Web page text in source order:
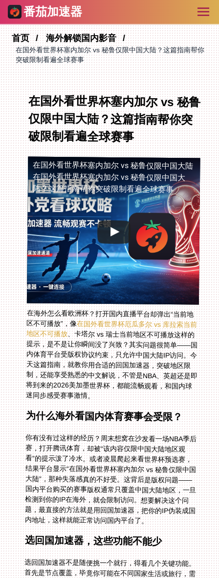
番茄加速器
首页 海外解锁国内影音
在国外看世界杯塞内加尔 vs 秘鲁仅限中国大陆？这篇指南帮你
突破限制看遍全球赛事
在国外看世界杯塞内加尔 vs 秘鲁
仅限中国大陆？这篇指南帮你突
破限制看遍全球赛事
在国外看世界杯塞内加尔 vs 秘鲁仅限中国大陆
在国外看世界杯塞内加尔 vs 秘鲁仅限中国大
陆？这篇指南帮你突破限制看遍全球赛事
在海外怎么看欧洲杯？打开国内直播平台却弹出“当前地
区不可播放”，像在国外看世界杯厄瓜多尔 vs 库拉索当前
地区不可播放、卡塔尔 vs 瑞士当前地区不可播放这样的
提示，是不是让你瞬间没了兴致？其实问题很简单——国
内体育平台受版权协议约束，只允许中国大陆IP访问。今
天这篇指南，就教你用合适的回国加速器，突破地区限
制，还能享受熟悉的中文解说，不管是NBA、英超还是即
将到来的2026美加墨世界杯，都能流畅观看，和国内球
迷同步感受赛事激情。
为什么海外看国内体育赛事会受限？
你有没有过这样的经历？周末想窝在沙发看一场NBA季后
赛，打开腾讯体育，却被“该内容仅限中国大陆地区观
看”的提示泼了冷水。或者凌晨爬起来看世界杯预选赛，
结果平台显示“在国外看世界杯塞内加尔 vs 秘鲁仅限中国
大陆”，那种失落感真的不好受。这背后是版权问题——
国内平台购买的赛事版权通常只覆盖中国大陆地区，一旦
检测到你的IP在海外，就会限制访问。想要解决这个问
题，最直接的方法就是用回国加速器，把你的IP伪装成国
内地址，这样就能正常访问国内平台了。
选回国加速器，这些功能不能少
选回国加速器不是随便挑一个就行，得看几个关键功能。
首先是节点覆盖，毕竟你可能在不同国家生活或旅行，需